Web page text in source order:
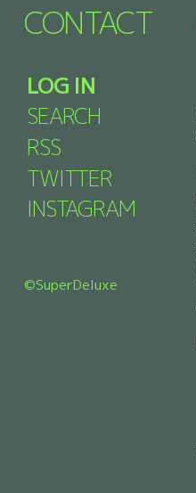
CONTACT
LOG IN
SEARCH
RSS
TWITTER
INSTAGRAM
©SuperDeluxe